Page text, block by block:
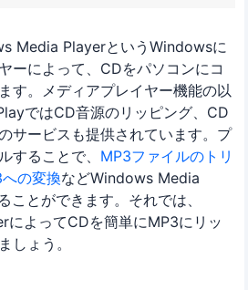
Media PlayerというWindowsに
ーによって、CDをパソコンにコ
す。メディアプレイヤー機能の以
ではCD音源のリッピング、CD
サービスも提供されています。プ
することで、 MP3ファイルのトリ
の変換などWindows Media
ことができます。それでは、
よってCDを簡単にMP3にリッ
しょう。